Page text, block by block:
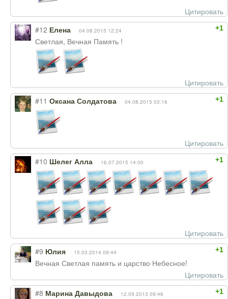
Цитировать
+1
#12 Елена 04.08.2015 12:24
Светлая, Вечная Память !
Цитировать
+1
#11 Оксана Солдатова 04.08.2015 03:16
Цитировать
+1
#10 Шелег Алла 16.07.2015 14:00
Цитировать
+1
#9 Юлия 15.03.2014 09:44
Вечная Светлая память и царство Небесное!
Цитировать
+1
#8 Марина Давыдова 12.09.2013 09:46